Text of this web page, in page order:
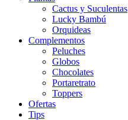
Cactus y Suculentas
Lucky Bambú
Orquideas
Complementos
Peluches
Globos
Chocolates
Portaretrato
Toppers
Ofertas
Tips